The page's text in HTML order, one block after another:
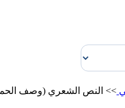
>> النص الشعري (وصف